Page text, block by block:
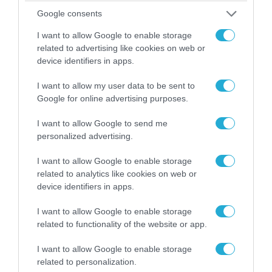
Google consents
I want to allow Google to enable storage
related to advertising like cookies on web or
device identifiers in apps.
I want to allow my user data to be sent to
Google for online advertising purposes.
I want to allow Google to send me
personalized advertising.
I want to allow Google to enable storage
related to analytics like cookies on web or
device identifiers in apps.
I want to allow Google to enable storage
related to functionality of the website or app.
I want to allow Google to enable storage
related to personalization.
πρώην υπουργών. Αφορά μια ολόκληρη
κακοδιαχείριση. Κάτι πολύ σημαντικό και
ουσιαστικό. Διότι, από τη μία πλευρά, έχουμε
ΟΠΕΚΕΠΕ, που αποκάλυψε ότι υπάρχουν δύο
«Ελλάδες».
Η μία που παλεύει, ξυπνάει το ξημέρωμα να
περιουσίες, στις δουλείες της. Και η άλλη όπου
κάποιοι, επειδή είχαν κονέ στον ΟΠΕΚΕΠΕ και
περνούσαν τζάμπα καλά. Αυτές είναι οι δύο
Η Ελλάδα του μόχθου, της καθημερινής